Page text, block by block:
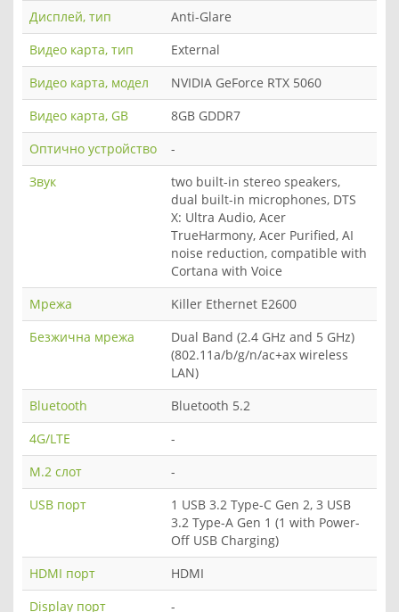
Дисплей, тип
Anti-Glare
Видео карта, тип
Еxternal
Видео карта, модел
NVIDIA GeForce RTX 5060
Видео карта, GB
8GB GDDR7
Оптично устройство
-
Звук
two built-in stereo speakers,
dual built-in microphones, DTS
X: Ultra Audio, Acer
TrueHarmony, Acer Purified, AI
noise reduction, compatible with
Cortana with Voice
Мрежа
Killer Ethernet E2600
Безжична мрежа
Dual Band (2.4 GHz and 5 GHz)
(802.11a/b/g/n/ac+ax wireless
LAN)
Bluetooth
Bluetooth 5.2
4G/LTE
-
M.2 слот
-
USB порт
1 USB 3.2 Type-C Gen 2, 3 USB
3.2 Type-A Gen 1 (1 with Power-
Off USB Charging)
HDMI порт
HDMI
Display порт
-